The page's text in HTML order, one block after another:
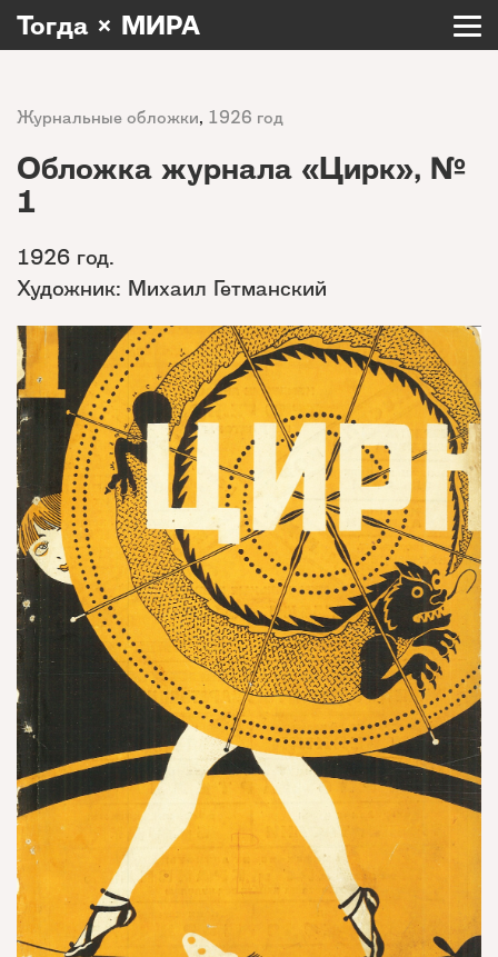
Тогда × МИРА
Журнальные обложки, 1926 год
Обложка журнала «Цирк», №
1
1926 год.
Художник: Михаил Гетманский